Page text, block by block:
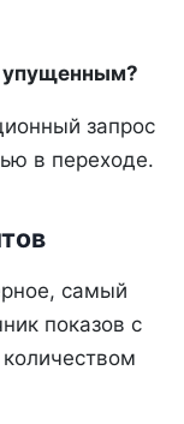
упущенным?
запрос
в переходе.
самый
показов с